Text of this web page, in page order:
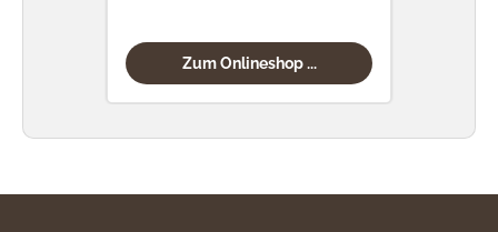
Zum Onlineshop ...